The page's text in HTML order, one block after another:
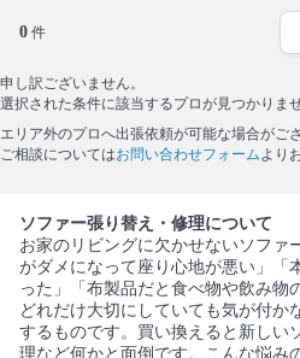
0 件
申し訳ございません。
選択された条件に該当するプロが見つかりま
エリア外のプロへ出張依頼が可能な場合がご
ご相談についてはお問い合わせフォームより
ソファー張り替え・修理について
お家のリビングに欠かせないソファ
がダメになって座り心地が悪い」「
った」「布製品だと食べ物や飲み物
どれだけ大切にしていても気が付か
するものです。買い換えると新しい
理など何かと面倒です。こんな悩み